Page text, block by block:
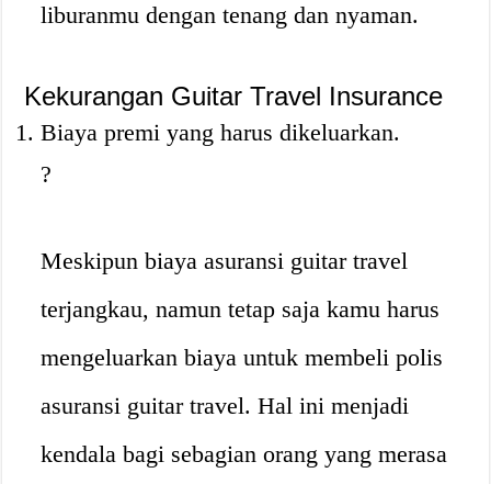
liburanmu dengan tenang dan nyaman.
Kekurangan Guitar Travel Insurance
Biaya premi yang harus dikeluarkan.
?
Meskipun biaya asuransi guitar travel
terjangkau, namun tetap saja kamu harus
mengeluarkan biaya untuk membeli polis
asuransi guitar travel. Hal ini menjadi
kendala bagi sebagian orang yang merasa